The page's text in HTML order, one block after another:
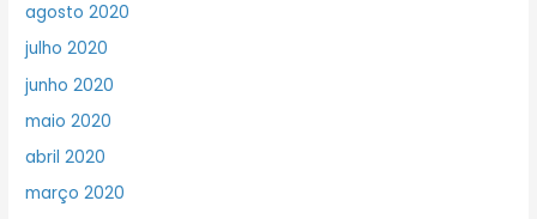
agosto 2020
julho 2020
junho 2020
maio 2020
abril 2020
março 2020